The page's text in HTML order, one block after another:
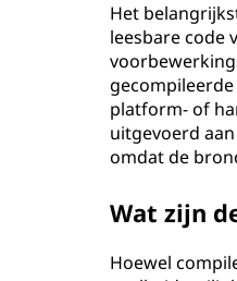
Het
leesbare code
platform- of
uitgevoerd
omdat de
Wat zijn
Hoewel